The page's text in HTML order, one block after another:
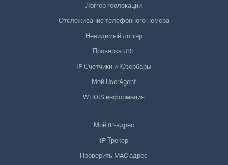
Логгер геолокации
Отслеживание телефонного номера
Невидимый логгер
Проверка URL
IP Счетчики и Юзербары
Мой UserAgent
WHOIS информация
Мой IP-адрес
IP Трекер
Проверить MAC адрес